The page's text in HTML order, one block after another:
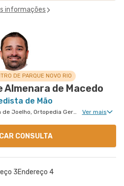
informações
DE PARQUE NOVO RIO
Almenara de Macedo
de Mão
Ortopedia de Quadril, Ortopedia de Joelho, Ortopedia Geral, Cirurgia de Joelho, Cirurgia de Quadril, Cirurgia de Mão Ver mais
CONSULTA
3Endereço 4